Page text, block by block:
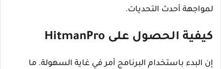
لمواجهة أحدث التحديات.
كيفية الحصول على HitmanPro
إن البدء باستخدام البرنامج أمر في غاية السهولة. ما